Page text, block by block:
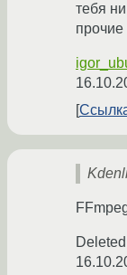
тебя
прочие
Deleted